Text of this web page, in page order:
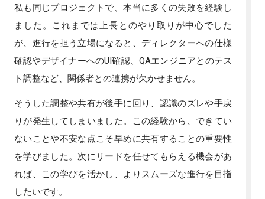
私も同じプロジェクトで、本当に多くの失敗を経験し
ました。これまでは上長とのやり取りが中心でした
が、進行を担う立場になると、ディレクターへの仕様
確認やデザイナーへのUI確認、QAエンジニアとのテス
ト調整など、関係者との連携が欠かせません。
そうした調整や共有が後手に回り、認識のズレや手戻
りが発生してしまいました。この経験から、できてい
ないことや不安な点こそ早めに共有することの重要性
を学びました。次にリードを任せてもらえる機会があ
れば、この学びを活かし、よりスムーズな進行を目指
したいです。